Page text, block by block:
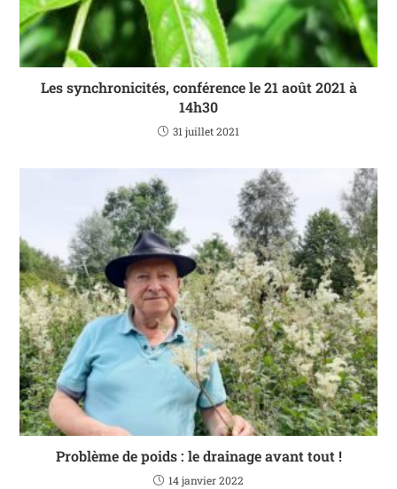
Les synchronicités, conférence le 21 août 2021 à
14h30
31 juillet 2021
Problème de poids : le drainage avant tout !
14 janvier 2022